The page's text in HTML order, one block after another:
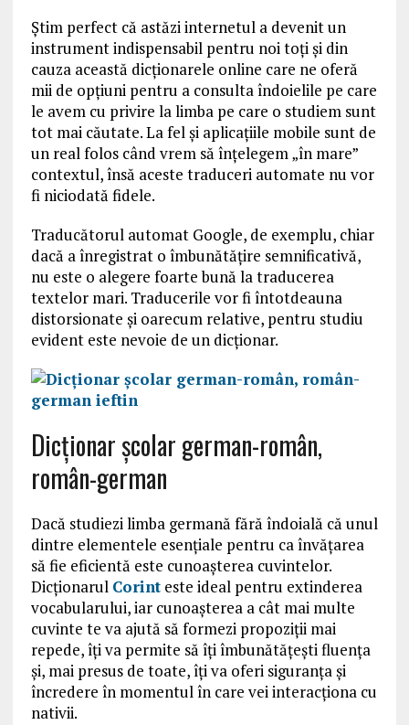
Știm perfect că astăzi internetul a devenit un
instrument indispensabil pentru noi toți și din
cauza această dicționarele online care ne oferă
mii de opțiuni pentru a consulta îndoielile pe care
le avem cu privire la limba pe care o studiem sunt
tot mai căutate. La fel și aplicațiile mobile sunt de
un real folos când vrem să înțelegem „în mare”
contextul, însă aceste traduceri automate nu vor
fi niciodată fidele.
Traducătorul automat Google, de exemplu, chiar
dacă a înregistrat o îmbunătățire semnificativă,
nu este o alegere foarte bună la traducerea
textelor mari. Traducerile vor fi întotdeauna
distorsionate și oarecum relative, pentru studiu
evident este nevoie de un dicționar.
Dicţionar şcolar german-român,
român-german
Dacă studiezi limba germană fără îndoială că unul
dintre elementele esențiale pentru ca învățarea
să fie eficientă este cunoașterea cuvintelor.
Dicționarul Corinteste ideal pentru extinderea
vocabularului, iar cunoașterea a cât mai multe
cuvinte te va ajută să formezi propoziții mai
repede, îți va permite să îți îmbunătățești fluența
și, mai presus de toate, îți va oferi siguranța și
încredere în momentul în care vei interacționa cu
nativii.